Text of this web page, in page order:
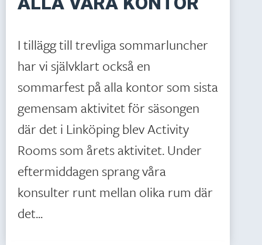
I tillägg till trevliga sommarluncher
har vi självklart också en
sommarfest på alla kontor som sista
gemensam aktivitet för säsongen
där det i Linköping blev Activity
Rooms som årets aktivitet. Under
eftermiddagen sprang våra
konsulter runt mellan olika rum där
det...